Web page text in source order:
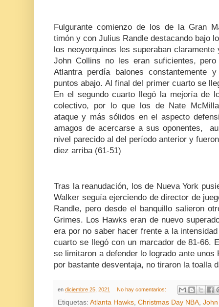
Fulgurante comienzo de los de la Gran
timón y con Julius Randle destacando bajo
los neoyorquinos les superaban
John Collins no les eran suficientes,
Atlantra perdía balones
puntos abajo. Al final del primer cuarto se
En el segundo cuarto llegó la mejoría de
colectivo, por lo que los de Nate
ataque y más sólidos en el aspecto
amagos de acercarse a sus oponentes,
nivel parecido al del período anterior y
diez arriba (61-51)
Tras la reanudación, los de Nueva York
Walker seguía ejerciendo de director de
Randle, pero desde el banquillo salieron
Grimes. Los Hawks eran de nuevo
era por no saber hacer frente a la
cuarto se llegó con un marcador de 81-66.
se limitaron a defender lo logrado ante
por bastante desventaja, no tiraron la toalla
en diciembre 25, 2021 No hay comentarios:
Etiquetas: Atlanta Hawks, Christmas Day NBA,